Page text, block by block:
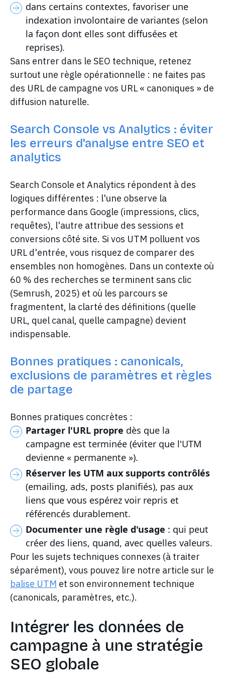
dans certains contextes, favoriser une
indexation involontaire de variantes (selon
la façon dont elles sont diffusées et
reprises).
Sans entrer dans le SEO technique, retenez
surtout une règle opérationnelle : ne faites pas
des URL de campagne vos URL « canoniques » de
diffusion naturelle.
Search Console vs Analytics : éviter
les erreurs d'analyse entre SEO et
analytics
Search Console et Analytics répondent à des
logiques différentes : l'une observe la
performance dans Google (impressions, clics,
requêtes), l'autre attribue des sessions et
conversions côté site. Si vos UTM polluent vos
URL d'entrée, vous risquez de comparer des
ensembles non homogènes. Dans un contexte où
60 % des recherches se terminent sans clic
(Semrush, 2025) et où les parcours se
fragmentent, la clarté des définitions (quelle
URL, quel canal, quelle campagne) devient
indispensable.
Bonnes pratiques : canonicals,
exclusions de paramètres et règles
de partage
Bonnes pratiques concrètes :
Partager l'URL propre dès que la
campagne est terminée (éviter que l'UTM
devienne « permanente »).
Réserver les UTM aux supports contrôlés
(emailing, ads, posts planifiés), pas aux
liens que vous espérez voir repris et
référencés durablement.
Documenter une règle d'usage : qui peut
créer des liens, quand, avec quelles valeurs.
Pour les sujets techniques connexes (à traiter
séparément), vous pouvez lire notre article sur le
balise UTM et son environnement technique
(canonicals, paramètres, etc.).
Intégrer les données de
campagne à une stratégie
SEO globale